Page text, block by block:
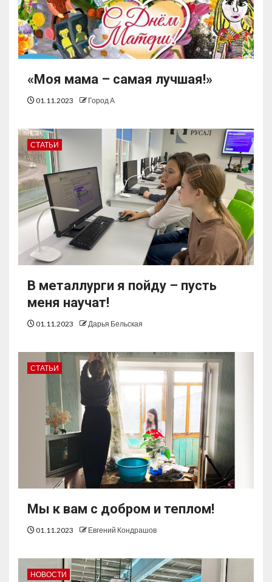
«Моя мама – самая лучшая!»
01.11.2023 Город А
СТАТЬИ
В металлурги я пойду – пусть
меня научат!
01.11.2023 Дарья Бельская
СТАТЬИ
Мы к вам с добром и теплом!
01.11.2023 Евгений Кондрашов
НОВОСТИ